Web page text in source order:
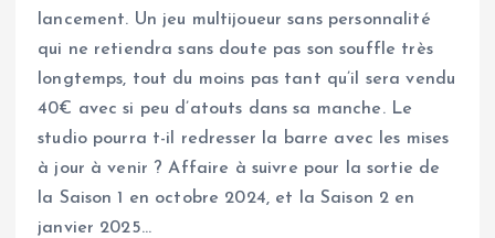
lancement. Un jeu multijoueur sans personnalité
qui ne retiendra sans doute pas son souffle très
longtemps, tout du moins pas tant qu’il sera vendu
40€ avec si peu d’atouts dans sa manche. Le
studio pourra t-il redresser la barre avec les mises
à jour à venir ? Affaire à suivre pour la sortie de
la Saison 1 en octobre 2024, et la Saison 2 en
janvier 2025…